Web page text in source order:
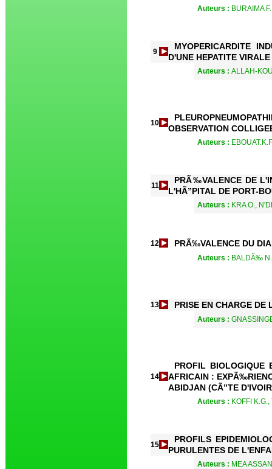
Auteurs : BURAIMA
9
MYOPERICARDITE
D'UNE HEPATITE VIRALE
Auteurs : ALLAH-
10
OBSERVATION
Auteurs :
11
PRÃ‰VALENCE DE
L'HÃ”PITAL DE PORT-
Auteurs : KRA O.,
12 PRÃ‰VALENCE DU
Auteurs : BALDÃ‰
13 PRISE EN CHARGE
Auteurs :
14
PROFIL
AFRICAIN :
ABIDJAN (CÃ”TE
Auteurs : KOFFI
15
PROFILS
PURULENTES DE
Auteurs : MEA